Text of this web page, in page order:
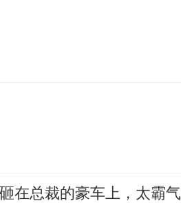
在总裁的豪车上，太霸气